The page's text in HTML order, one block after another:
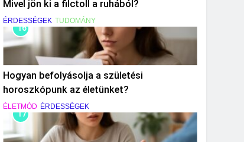
Mivel jön ki a filctoll a ruhából?
ÉRDESSÉGEK TUDOMÁNY
16
Hogyan befolyásolja a születési
horoszkópunk az életünket?
ÉLETMÓD ÉRDESSÉGEK
17